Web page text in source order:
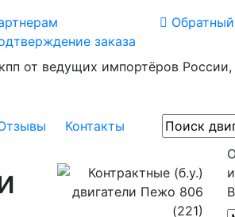
заказа
от ведущих импортёров
Контакты